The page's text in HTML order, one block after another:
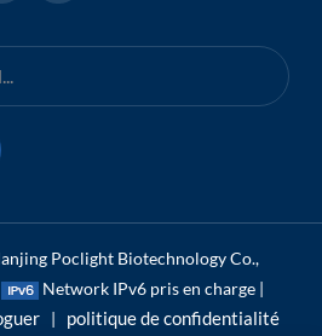
Poclight Biotechnology Co.,
Network IPv6 pris en charge |
| politique de confidentialité